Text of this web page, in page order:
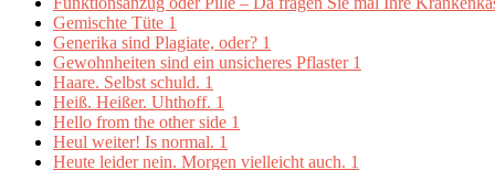
Gemischte Tüte 1
Generika sind Plagiate, oder? 1
Gewohnheiten sind ein unsicheres Pflaster 1
Haare. Selbst schuld. 1
Heiß. Heißer. Uhthoff. 1
Hello from the other side 1
Heul weiter! Is normal. 1
Heute leider nein. Morgen vielleicht auch. 1